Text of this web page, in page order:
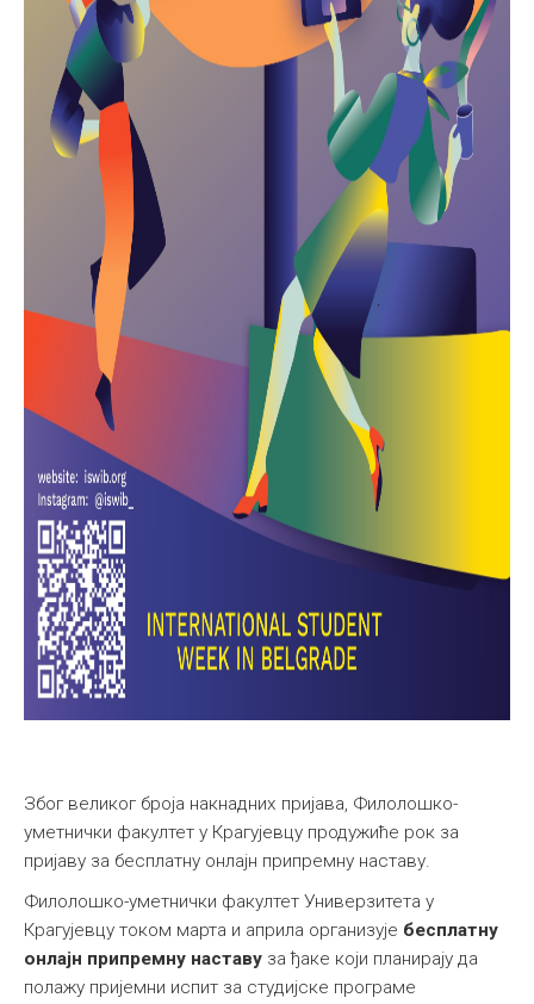
Због великог броја накнадних пријава, Филолошко-
уметнички факултет у Крагујевцу продужиће рок за
пријаву за бесплатну онлајн припремну наставу.
Филолошко-уметнички факултет Универзитета у
Крагујевцу током марта и априла организује бесплатну
онлајн припремну наставу за ђаке који планирају да
полажу пријемни испит за студијске програме